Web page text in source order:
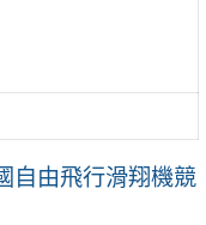
自由飛行滑翔機競